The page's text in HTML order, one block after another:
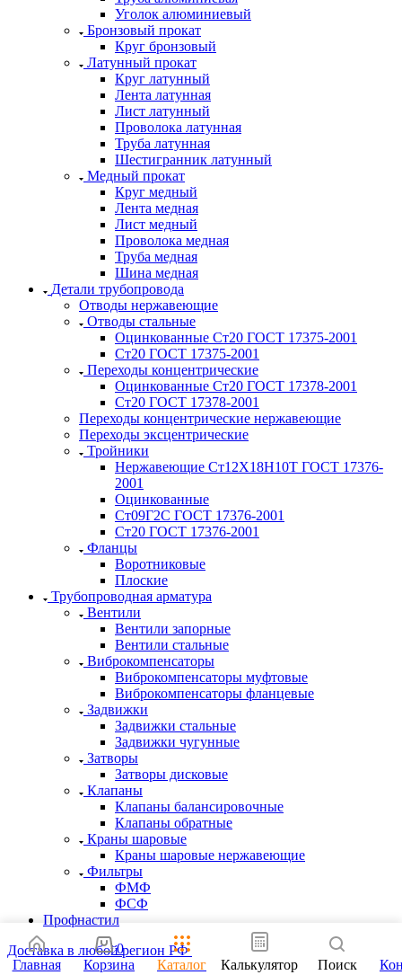
Уголок алюминиевый
Бронзовый прокат
Круг бронзовый
Латунный прокат
Круг латунный
Лента латунная
Лист латунный
Проволока латунная
Труба латунная
Шестигранник латунный
Медный прокат
Круг медный
Лента медная
Лист медный
Проволока медная
Труба медная
Шина медная
Детали трубопровода
Отводы нержавеющие
Отводы стальные
Оцинкованные Ст20 ГОСТ 17375-2001
Ст20 ГОСТ 17375-2001
Переходы концентрические
Оцинкованные Ст20 ГОСТ 17378-2001
Ст20 ГОСТ 17378-2001
Переходы концентрические нержавеющие
Переходы эксцентрические
Тройники
Нержавеющие Ст12Х18Н10Т ГОСТ 17376-
2001
Оцинкованные
Ст09Г2С ГОСТ 17376-2001
Ст20 ГОСТ 17376-2001
Фланцы
Воротниковые
Плоские
Трубопроводная арматура
Вентили
Вентили запорные
Вентили стальные
Виброкомпенсаторы
Виброкомпенсаторы муфтовые
Виброкомпенсаторы фланцевые
Задвижки
Задвижки стальные
Задвижки чугунные
Затворы
Затворы дисковые
Клапаны
Клапаны балансировочные
Клапаны обратные
Краны шаровые
Краны шаровые нержавеющие
Фильтры
ФМФ
ФСФ
Профнастил
Доставка в любой регион РФ
Главная
0
Корзина
Каталог Калькулятор Поиск